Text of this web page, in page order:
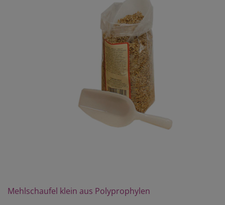
Mehlschaufel klein aus Polyprophylen